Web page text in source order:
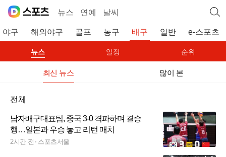
뉴스 연예 날씨
야구 해외야구 골프 농구 배구 일반 e-스포츠
뉴스 일정 순위
최신 뉴스 많이 본
전체
남자배구대표팀, 중국 3-0 격파하며 결승
행…일본과 우승 놓고 리턴 매치
2시간 전 스포츠서울